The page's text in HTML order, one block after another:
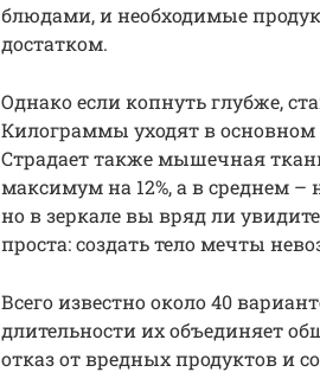
блюдами, и необходимые
достатком.
Однако если копнуть глубже,
Килограммы уходят в
Страдает также мышечная
максимум на 12%, а в среднем –
но в зеркале вы вряд ли
проста: создать тело мечты
Всего известно около 40
длительности их объединяет
отказ от вредных продуктов и